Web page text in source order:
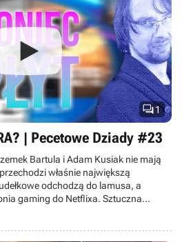
1
| Pecetowe Dziady #23
Bartula i Adam Kusiak nie mają
właśnie największą
odchodzą do lamusa, a
gaming do Netflixa. Sztuczna
gier, ceny sprzętu rosną tak